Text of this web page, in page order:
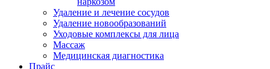
Удаление и лечение сосудов
Удаление новообразований
Уходовые комплексы для лица
Массаж
Медицинская диагностика
Прайс